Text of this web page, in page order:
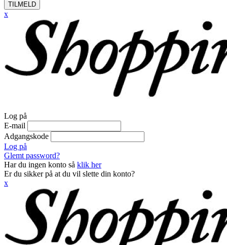
TILMELD
x
Log på
E-mail
Adgangskode
Log på
Glemt password?
Har du ingen konto så klik her
Er du sikker på at du vil slette din konto?
x